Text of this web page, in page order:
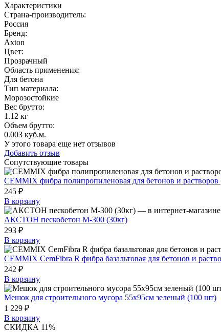
Характеристики
Страна-производитель:
Россия
Бренд:
Axton
Цвет:
Прозрачный
Область применения:
Для бетона
Тип материала:
Морозостойкие
Вес брутто:
1.12 кг
Объем брутто:
0.003 куб.м.
У этого товара еще нет отзывов
Добавить отзыв
Сопутствующие товары
CEMMIX фибра полипропиленовая для бетонов и растворов
245 ₽
В корзину
АКСТОН пескобетон М-300 (30кг)
293 ₽
В корзину
CEMMIX CemFibra R фибра базальтовая для бетонов и
242 ₽
В корзину
Мешок для строительного мусора 55х95см зеленый (100 шт)
1 229 ₽
В корзину
СКИДКА 11%